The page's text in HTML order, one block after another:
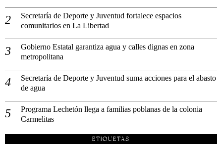
Secretaría de Deporte y Juventud fortalece espacios
comunitarios en La Libertad
Gobierno Estatal garantiza agua y calles dignas en zona
metropolitana
Secretaría de Deporte y Juventud suma acciones para el abasto
de agua
Programa Lechetón llega a familias poblanas de la colonia
Carmelitas
ETIQUETAS